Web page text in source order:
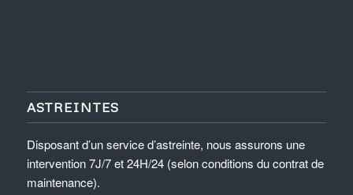
ASTREINTES
Disposant d’un service d’astreinte, nous assurons une
intervention 7J/7 et 24H/24 (selon conditions du contrat de
maintenance).